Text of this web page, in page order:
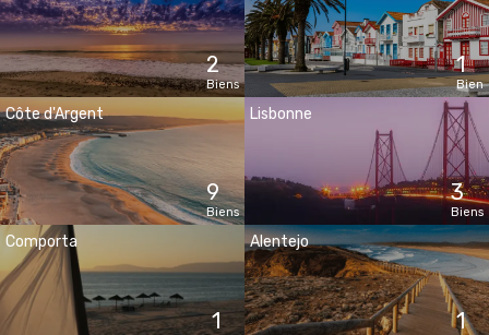
2
Biens
1
Bien
Côte d'Argent
9
Biens
Lisbonne
3
Biens
Comporta
1
Alentejo
1